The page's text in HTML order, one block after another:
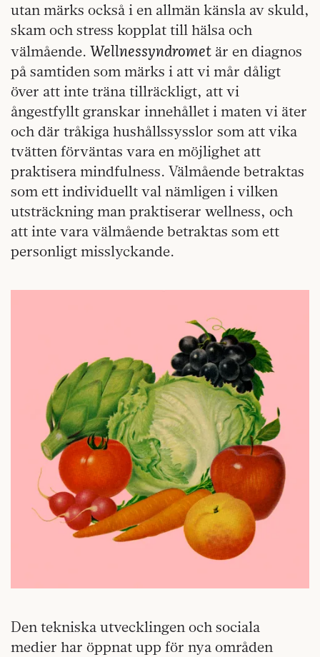
utan märks också i en allmän känsla av skuld,
skam och stress kopplat till hälsa och
välmående. Wellnessyndromet är en diagnos
på samtiden som märks i att vi mår dåligt
över att inte träna tillräckligt, att vi
ångestfyllt granskar innehållet i maten vi äter
och där tråkiga hushållssysslor som att vika
tvätten förväntas vara en möjlighet att
praktisera mindfulness. Välmående betraktas
som ett individuellt val nämligen i vilken
utsträckning man praktiserar wellness, och
att inte vara välmående betraktas som ett
personligt misslyckande.
Den tekniska utvecklingen och sociala
medier har öppnat upp för nya områden